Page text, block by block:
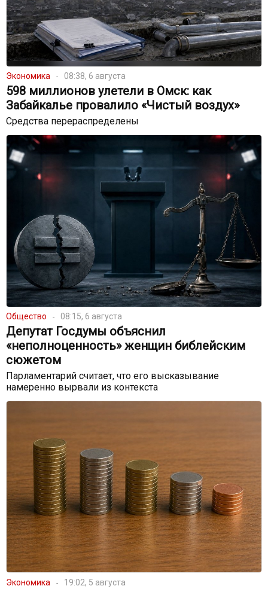
Экономика 08:38, 6 августа
598 миллионов улетели в Омск: как
Забайкалье провалило «Чистый воздух»
Средства перераспределены
Общество 08:15, 6 августа
Депутат Госдумы объяснил
«неполноценность» женщин библейским
сюжетом
Парламентарий считает, что его высказывание
намеренно вырвали из контекста
Экономика 19:02, 5 августа